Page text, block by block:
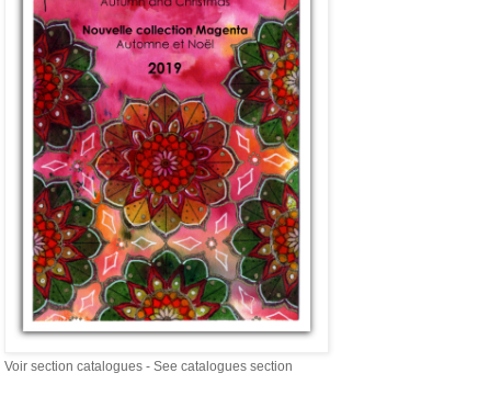
Voir section catalogues - See catalogues section